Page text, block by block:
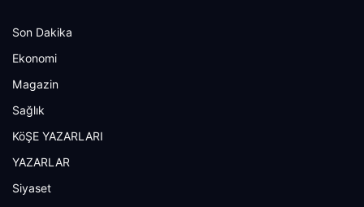
Son Dakika
Ekonomi
Magazin
Sağlık
KöŞE YAZARLARI
YAZARLAR
Siyaset